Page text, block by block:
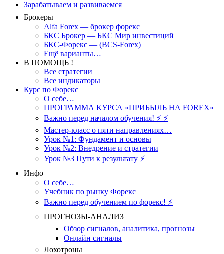
Зарабатываем и развиваемся
Брокеры
Alfa Forex — брокер форекс
БКС Брокер — БКС Мир инвестиций
БКС-Форекс — (BCS-Forex)
Ещё варианты…
В ПОМОЩЬ !
Все стратегии
Все индикаторы
Курс по Форекс
О себе…
ПРОГРАММА КУРСА «ПРИБЫЛЬ НА FOREX»
Важно перед началом обучения! ⚡ ⚡
Мастер-класс о пяти направлениях…
Урок №1: Фундамент и основы
Урок №2: Внедрение и стратегии
Урок №3 Пути к результату ⚡️
Инфо
О себе…
Учебник по рынку Форекс
Важно перед обучением по форекс! ⚡
ПРОГНОЗЫ-АНАЛИЗ
Обзор сигналов, аналитика, прогнозы
Онлайн сигналы
Лохотроны